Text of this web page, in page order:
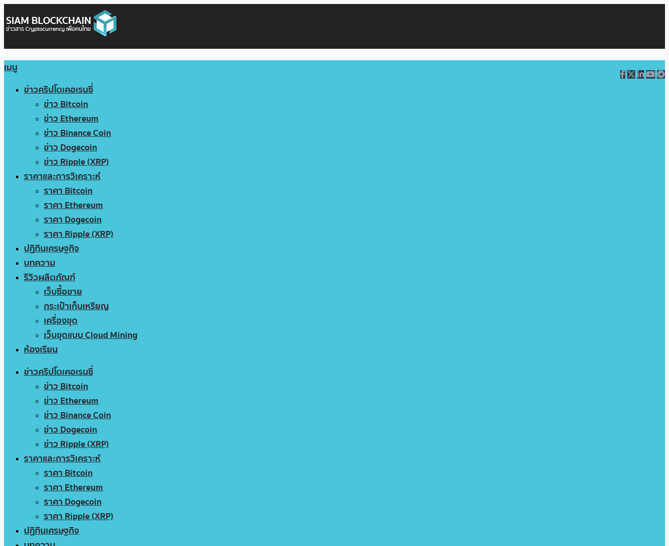
เมนู
ข่าวคริปโตเคอเรนซี่
ข่าว Bitcoin
ข่าว Ethereum
ข่าว Binance Coin
ข่าว Dogecoin
ข่าว Ripple (XRP)
ราคาและการวิเคราะห์
ราคา Bitcoin
ราคา Ethereum
ราคา Dogecoin
ราคา Ripple (XRP)
ปฏิทินเศรษฐกิจ
บทความ
รีวิวผลิตภัณฑ์
เว็บซื้อขาย
กระเป๋าเก็บเหรียญ
เครื่องขุด
เว็บขุดแบบ Cloud Mining
ห้องเรียน
ข่าวคริปโตเคอเรนซี่
ข่าว Bitcoin
ข่าว Ethereum
ข่าว Binance Coin
ข่าว Dogecoin
ข่าว Ripple (XRP)
ราคาและการวิเคราะห์
ราคา Bitcoin
ราคา Ethereum
ราคา Dogecoin
ราคา Ripple (XRP)
ปฏิทินเศรษฐกิจ